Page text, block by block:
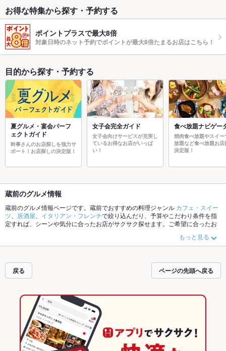
お得な特集から探す・予約する
ポイントプラスで最大8倍
対象日時のネット予約でポイントが最大8倍たまるお店はこちら！
目的から探す・予約する
夏グルメ・宴会パーフ
ェクトガイド
幹事さんのお店探しを強力サ
ポート！お店探しの決定版！
女子会完全ガイド
女子会向けサービスが充実し
ているお得なお店がいっぱ
い！
食べ放題ナビゲー
焼肉食べ放題やスイー
放題など食べ放題お店
決定版！
蔵前のグルメ情報
蔵前のグルメ情報ページです。蔵前でおすすめの料理ジャンル カフェ・スイー
ツ
居酒屋 イタリアン・フレンチで絞り込んだり、予算やこだわり条件を指
定すれば、シーンや気分に合ったお店がサクサク探せます。ご希望に合ったお
てください。ホットペッパーグルメなら、お得なクーポンはもちろん、こだわ
りメニューそば、とんかつ、うなぎや季節のおすすめ料理など、お店の最新情
店も拡大中です。友達どうしの飲み会にも、会社の宴会にも、デートやパーテ
ィーにもお得に便利にホットペッパーグルメをご利用ください。
もっと見る
戻る ページの先頭へ戻る